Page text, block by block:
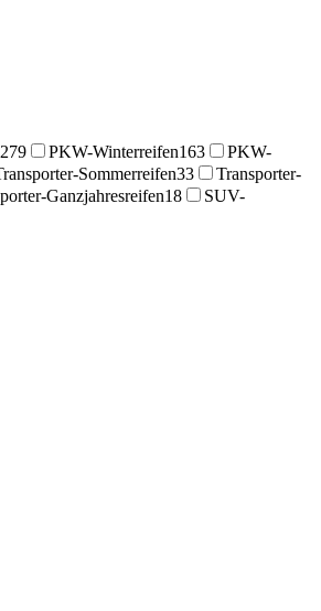
279 PKW-Winterreifen163
PKW-
Sommerreifen33
Transporter-
Ganzjahresreifen18
SUV-